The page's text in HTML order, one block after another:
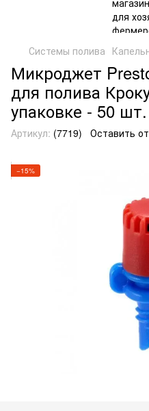
Системы полива
Микроджет
для полива
упаковке - 50
Артикул: (7719) Оставить
−15%